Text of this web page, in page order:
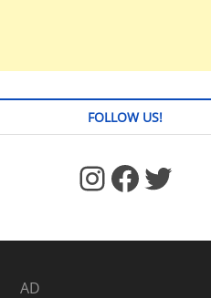
FOLLOW US!
https://www.facebook.com/jstages/ Facebook Twitter
AD